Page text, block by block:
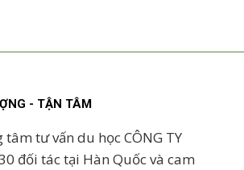
- TẬN TÂM
tư vấn du học CÔNG TY
đối tác tại Hàn Quốc và cam